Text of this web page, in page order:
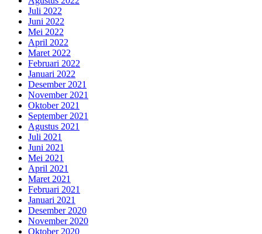
Juli 2022
Juni 2022
Mei 2022
April 2022
Maret 2022
Februari 2022
Januari 2022
Desember 2021
November 2021
Oktober 2021
September 2021
Agustus 2021
Juli 2021
Juni 2021
Mei 2021
April 2021
Maret 2021
Februari 2021
Januari 2021
Desember 2020
November 2020
Oktober 2020